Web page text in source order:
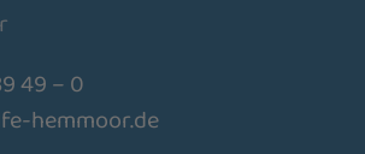
49 – 0
hemmoor.de